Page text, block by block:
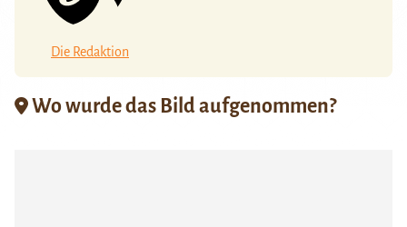
Die Redaktion
Wo wurde das Bild aufgenommen?